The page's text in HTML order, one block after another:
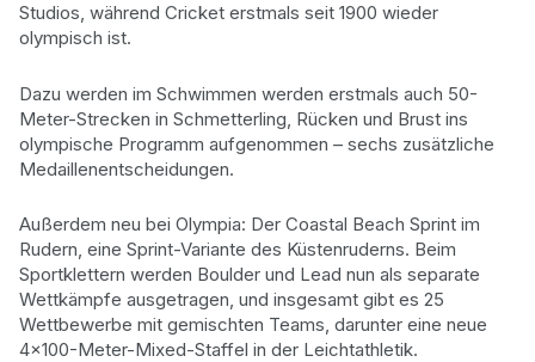
Studios, während Cricket erstmals seit 1900 wieder
olympisch ist.
Dazu werden im Schwimmen werden erstmals auch 50-
Meter-Strecken in Schmetterling, Rücken und Brust ins
olympische Programm aufgenommen – sechs zusätzliche
Medaillenentscheidungen.
Außerdem neu bei Olympia: Der Coastal Beach Sprint im
Rudern, eine Sprint-Variante des Küstenruderns. Beim
Sportklettern werden Boulder und Lead nun als separate
Wettkämpfe ausgetragen, und insgesamt gibt es 25
Wettbewerbe mit gemischten Teams, darunter eine neue
4×100-Meter-Mixed-Staffel in der Leichtathletik.